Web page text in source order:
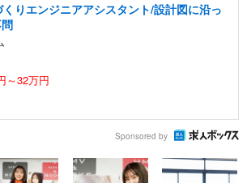
りエンジニアアシスタント/設計図に沿っ
～32万円
Sponsored by